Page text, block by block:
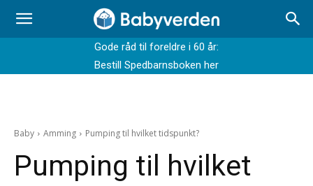
Gode råd til foreldre i 60 år:
Bestill Spedbarnsboken her
Baby Amming Pumping til hvilket tidspunkt?
Pumping til hvilket